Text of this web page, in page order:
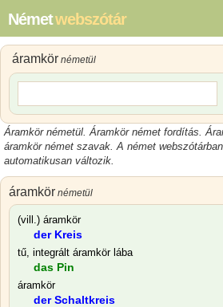
Németwebszótár
áramkör németül
Áramkör németül. Áramkör német fordítás.
áramkör német szavak. A német
automatikusan változik.
áramkör németül
(vill.) áramkör
der Kreis
tű, integrált áramkör lába
das Pin
áramkör
der Schaltkreis